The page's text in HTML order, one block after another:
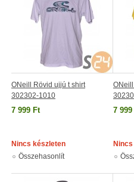
ONeill Rövid ujjú t shirt
302302-1010
7 999 Ft
Nincs készleten
Összehasonlít
7